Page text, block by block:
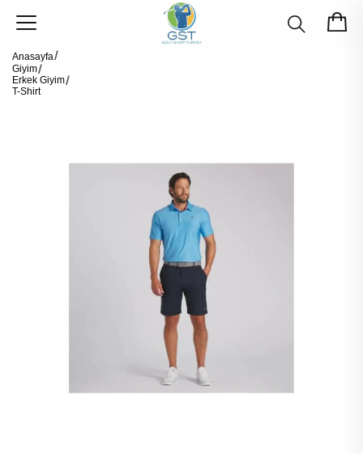
Anasayfa
Giyim
Erkek Giyim
T-Shirt